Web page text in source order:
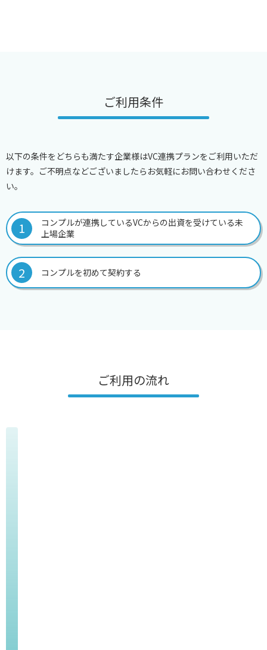
ご利用条件
以下の条件をどちらも満たす企業様はVC連携プランをご利用いただ
けます。ご不明点などございましたらお気軽にお問い合わせくださ
い。
1
コンプルが連携しているVCからの出資を受けている未
上場企業
2 コンプルを初めて契約する
ご利用の流れ